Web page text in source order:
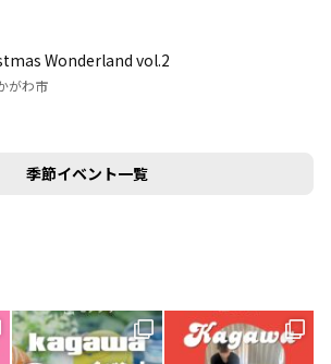
Wonderland vol.2
がわ市
季節イベント一覧